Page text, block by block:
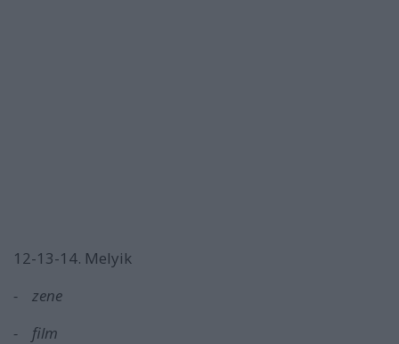
12-13-14. Melyik
- zene
- film